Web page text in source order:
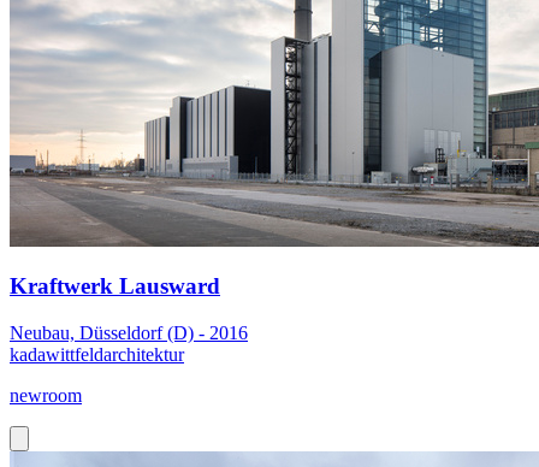
Kraftwerk Lausward
Neubau, Düsseldorf (D) - 2016
kadawittfeldarchitektur
newroom